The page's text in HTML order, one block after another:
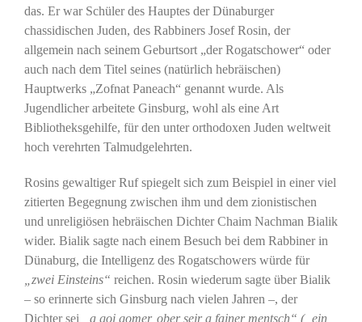
das. Er war Schüler des Hauptes der Dünaburger
chassidischen Juden, des Rabbiners Josef Rosin, der
allgemein nach seinem Geburtsort „der Rogatschower“ oder
auch nach dem Titel seines (natürlich hebräischen)
Hauptwerks „Zofnat Paneach“ genannt wurde. Als
Jugendlicher arbeitete Ginsburg, wohl als eine Art
Bibliotheksgehilfe, für den unter orthodoxen Juden weltweit
hoch verehrten Talmudgelehrten.
Rosins gewaltiger Ruf spiegelt sich zum Beispiel in einer viel
zitierten Begegnung zwischen ihm und dem zionistischen
und unreligiösen hebräischen Dichter Chaim Nachman Bialik
wider. Bialik sagte nach einem Besuch bei dem Rabbiner in
Dünaburg, die Intelligenz des Rogatschowers würde für
„zwei Einsteins“ reichen. Rosin wiederum sagte über Bialik
– so erinnerte sich Ginsburg nach vielen Jahren –, der
Dichter sei
„a goi gomer, ober sejr a fajner mentsch“ („ein